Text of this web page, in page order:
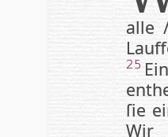
alle
25
ſie
Wir